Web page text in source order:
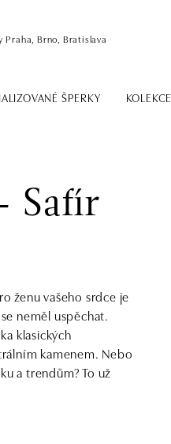
Praha, Brno, Bratislava
ŠPERKY KOLEKCE
Safír
ženu vašeho srdce je
neměl uspěchat.
klasických
kamenem. Nebo
a trendům? To už